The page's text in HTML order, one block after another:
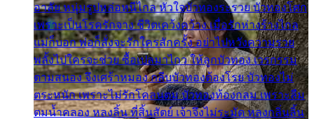
อาลัย หนุ่มรูปหล่อหนีไกล หัวใจบัวทองระรวย บัวทองโศก
เพราะเป็นโรครักจาง ชีวิตเคว้งคว้าง เมื่อรักห่างร้างไกล
แม่ก็บอก พ่อก็สั่งจะรักใครสักครั้ง อย่าไปหวังความรวย
พลั้งไปใครจะช่วย ซื้อเปลมาไกว ให้ลูกบัวทอง เวรกรรม
ตามสนอง จึงเศร้าหมอง กลีบบัวทองต้องโรย บัวทองไม่
ตระหนัก เพราะไม่รักโคลนตม บัวทองท้องกลม เพราะลืม
ตมน้ำคลอง หลงลิ้น ที่สิ้นสัตย์ เจ้าจึงไม่ระมัด หลงกลิ่นลิ้น